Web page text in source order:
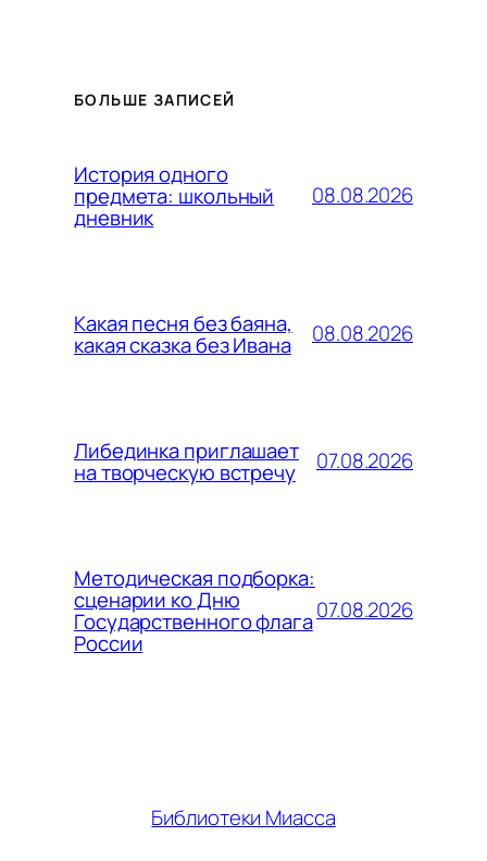
БОЛЬШЕ ЗАПИСЕЙ
История одного
предмета: школьный
дневник
08.08.2026
Какая песня без баяна,
какая сказка без Ивана 08.08.2026
Либединка приглашает
на творческую встречу 07.08.2026
Методическая подборка:
сценарии ко Дню
Государственного флага
России
07.08.2026
Библиотеки Миасса